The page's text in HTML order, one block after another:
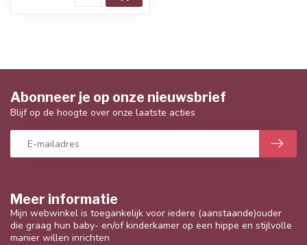
Meer informatie
Mijn webwinkel is toegankelijk voor iedere (aanstaande)ouder
die graag hun baby- en/of kinderkamer op een hippe en stijlvolle
manier willen inrichten
Abonneer je op onze nieuwsbrief
Blijf op de hoogte over onze laatste acties